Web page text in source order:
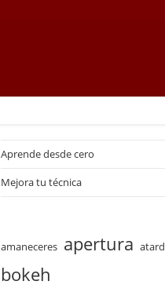
Aprende desde cero
Mejora tu técnica
amaneceres apertura
bokeh